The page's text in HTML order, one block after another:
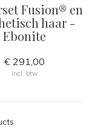
Fusion® en
haar -
Ebonite
€ 291,00
Incl. btw